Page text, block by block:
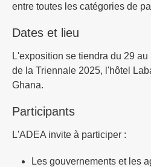
entre toutes les catégories de
Dates et lieu
L'exposition se tiendra du 29
de la Triennale 2025, l'hôtel
Ghana.
Participants
L'ADEA invite à participer :
Les gouvernements et les